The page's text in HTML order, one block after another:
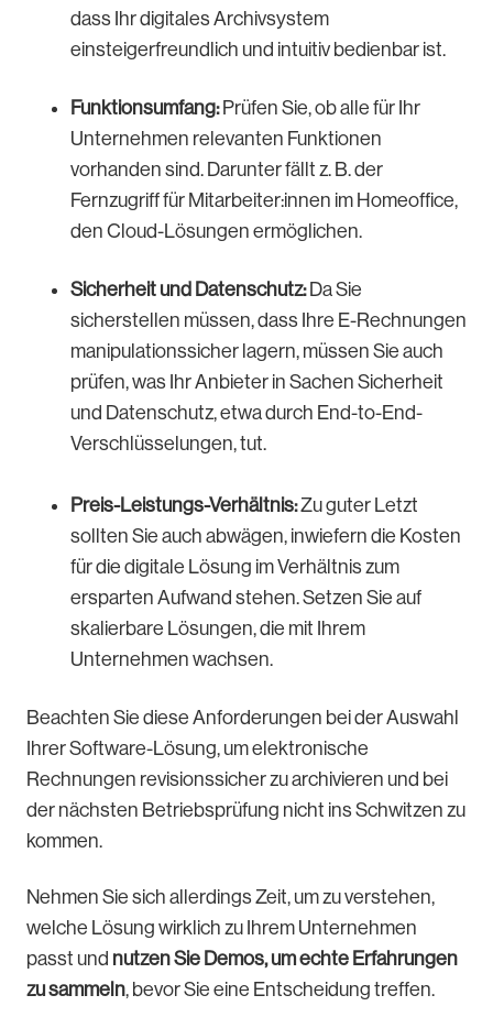
dass Ihr digitales Archivsystem
einsteigerfreundlich und intuitiv bedienbar ist.
Funktionsumfang:Prüfen Sie, ob alle für Ihr
Unternehmen relevanten Funktionen
vorhanden sind. Darunter fällt z. B. der
Fernzugriff für Mitarbeiter:innen im Homeoffice,
den Cloud-Lösungen ermöglichen.
Sicherheit und Datenschutz: Da Sie
sicherstellen müssen, dass Ihre E-Rechnungen
manipulationssicher lagern, müssen Sie auch
prüfen, was Ihr Anbieter in Sachen Sicherheit
und Datenschutz, etwa durch End-to-End-
Verschlüsselungen, tut.
Preis-Leistungs-Verhältnis:Zu guter Letzt
sollten Sie auch abwägen, inwiefern die Kosten
für die digitale Lösung im Verhältnis zum
ersparten Aufwand stehen. Setzen Sie auf
skalierbare Lösungen, die mit Ihrem
Unternehmen wachsen.
Beachten Sie diese Anforderungen bei der Auswahl
Ihrer Software-Lösung, um elektronische
Rechnungen revisionssicher zu archivieren und bei
der nächsten Betriebsprüfung nicht ins Schwitzen zu
kommen.
Nehmen Sie sich allerdings Zeit, um zu verstehen,
welche Lösung wirklich zu Ihrem Unternehmen
passt und nutzen Sie Demos, um echte Erfahrungen
zu sammeln, bevor Sie eine Entscheidung treffen.